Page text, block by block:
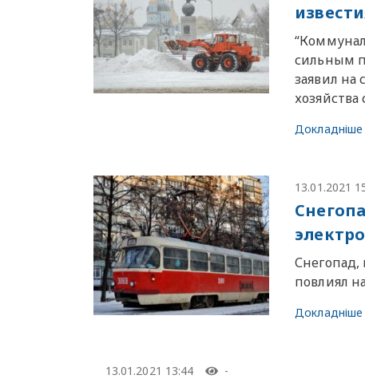
сильным
заявил
хозяйства
Докладніше
13.01.2021
повлиял
Докладніше
13.01.2021 13:44 -